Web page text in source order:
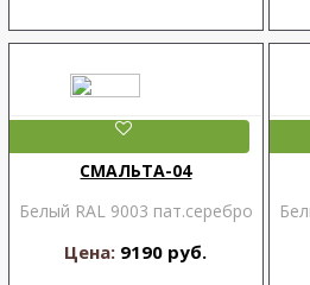
СМАЛЬТА-04
Белый RAL 9003 пат.серебро
Цена: 9190 руб.